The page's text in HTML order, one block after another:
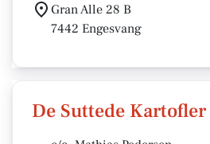
Gran Alle 28 B
7442 Engesvang
De Suttede Kartofler